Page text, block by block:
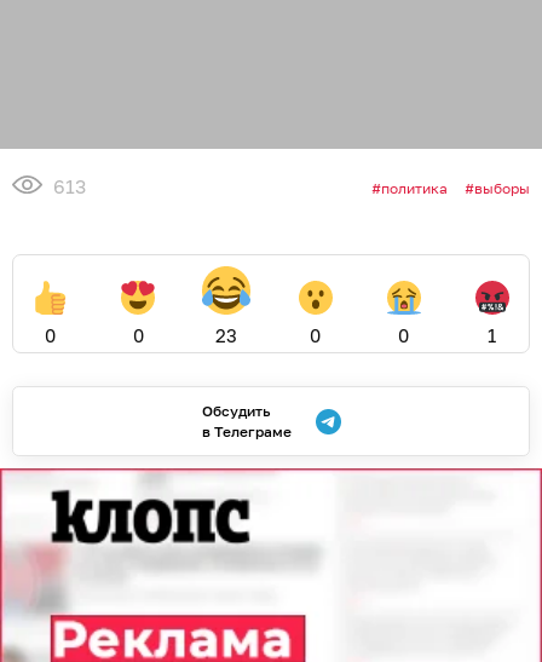
613 политика выборы
0 0 23 0 0 1
Обсудить
в Телеграме